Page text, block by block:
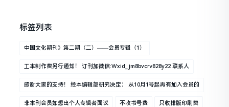
标签列表
中国文化期刊》第二期（二）——会员专辑（1）
工本制作费另行通知！ 订刊加微信:wxid_jm8bvcrv828y22 联系人
感谢大家的支持！ 经本编辑部研究决定： 从10月1号起再有加入会员的
非本刊会员如想出个人专辑者面议 不收书号费 只收排版印刷费